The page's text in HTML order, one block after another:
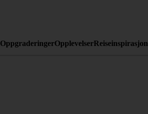
OppgraderingerOpplevelserReiseinspirasjon